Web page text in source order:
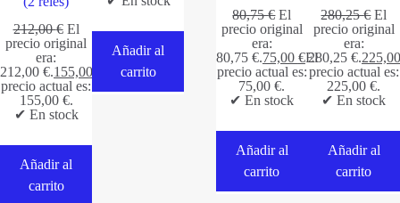
212,00€ El
precio original
era:
212,00 €.155,00
precio actual es:
155,00 €.
✔ En stock
Añadir al
carrito
280,25€ El
precio original
era:
280,25 €.
precio actual es:
225,00 €.
✔ En stock
Añadir al
carrito
Añadir al
carrito
80,75€ El
precio original
era:
80,75 €.75,00 €El
precio actual es:
75,00 €.
✔ En stock
Añadir al
carrito